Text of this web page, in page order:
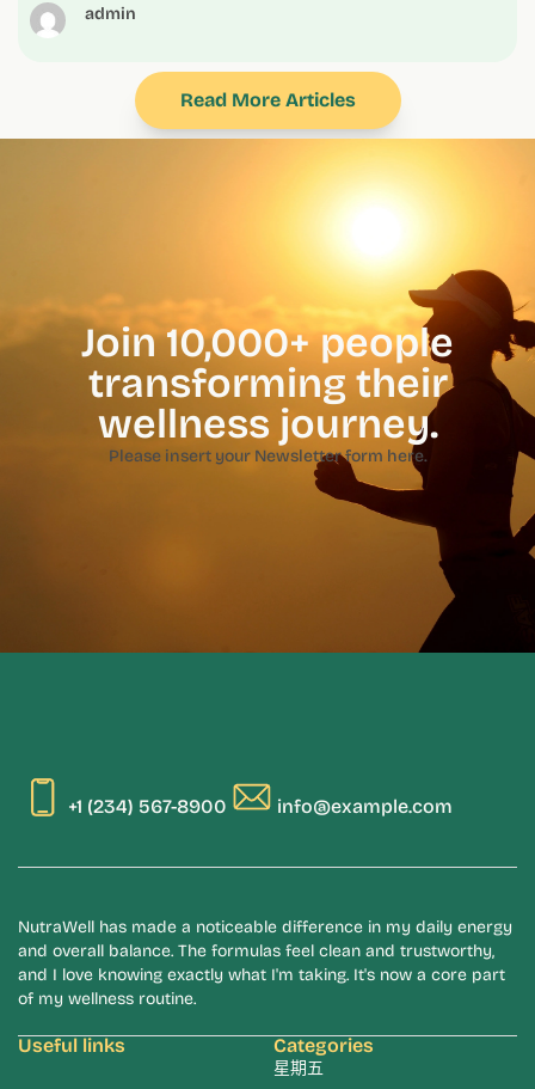
admin
Read More Articles
Join 10,000+ people
transforming their
wellness journey.
Please insert your Newsletter form here.
+1 (234) 567-8900 info@example.com
NutraWell has made a noticeable difference in my daily energy
and overall balance. The formulas feel clean and trustworthy,
and I love knowing exactly what I'm taking. It's now a core part
of my wellness routine.
Useful links Categories
星期五